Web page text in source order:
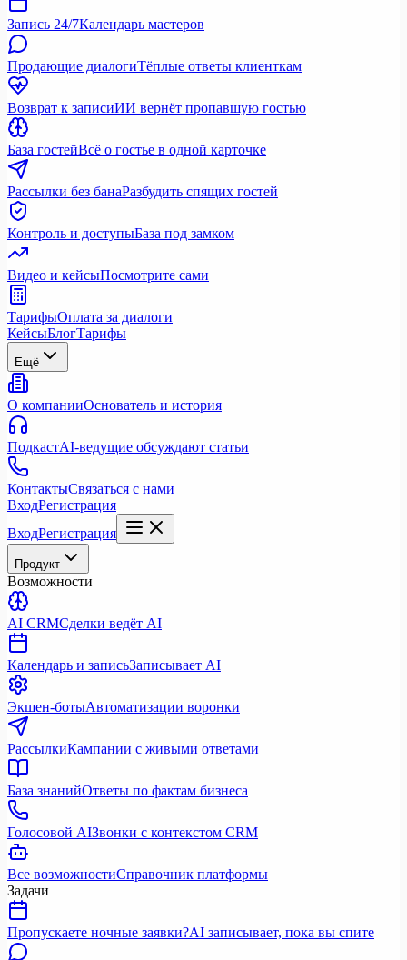
Запись 24/7Календарь мастеров
Продающие диалогиТёплые ответы клиенткам
Возврат к записиИИ вернёт пропавшую гостью
База гостейВсё о гостье в одной карточке
Рассылки без банаРазбудить спящих гостей
Контроль и доступыБаза под замком
Видео и кейсыПосмотрите сами
ТарифыОплата за диалоги
КейсыБлогТарифы
Ещё
О компанииОснователь и история
ПодкастAI-ведущие обсуждают статьи
КонтактыСвязаться с нами
ВходРегистрация
ВходРегистрация
Продукт
Возможности
AI CRMСделки ведёт AI
Календарь и записьЗаписывает AI
Экшен-ботыАвтоматизации воронки
РассылкиКампании с живыми ответами
База знанийОтветы по фактам бизнеса
Голосовой AIЗвонки с контекстом CRM
Все возможностиСправочник платформы
Задачи
Пропускаете ночные заявки?AI записывает, пока вы спите